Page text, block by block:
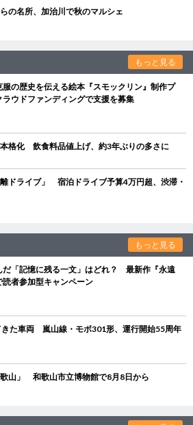
の名所、加治川で秋のマルシェ
もっと見る
服の歴史を伝える絵本『スモックリン』制作プ
ウドファンディングで支援を募集
本格化 飲食料品値上げ、約3年ぶりの多さに
ドライブ」 宿泊ドライブ予算4万円超、渋滞・
もっと見る
だ「記憶に残る一文」はどれ？ 最新作『永遠
者参加型キャンペーン
きた車両 嵐山線・モボ301形、運行開始55周年
山」 和歌山市立博物館で8月8日から